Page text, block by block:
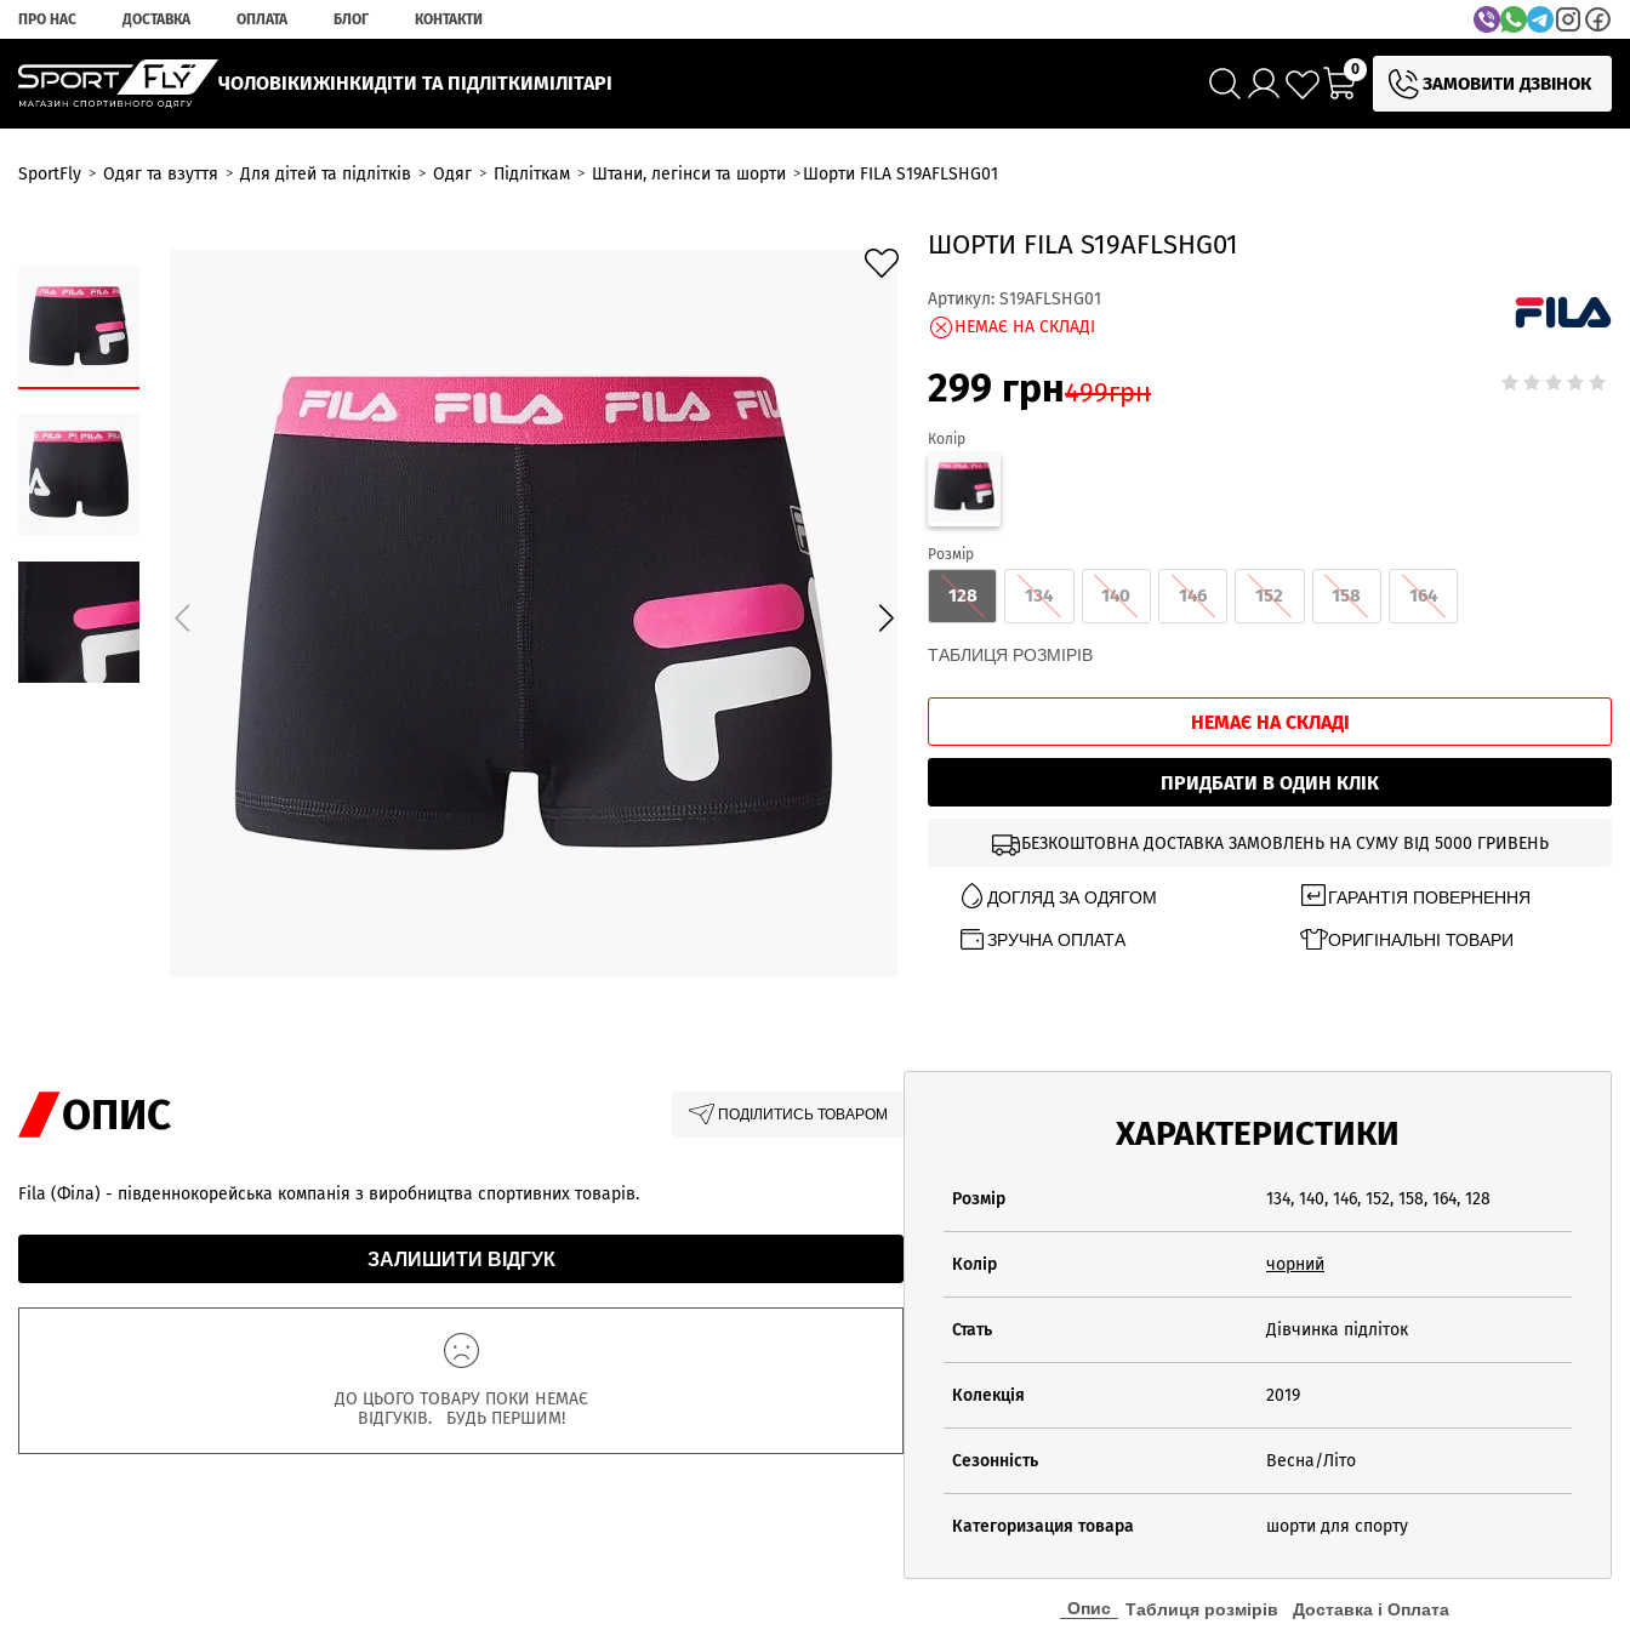
ПРО НАС ДОСТАВКА ОПЛАТА БЛОГ КОНТАКТИ
ЧОЛОВІКИЖІНКИДІТИ ТА ПІДЛІТКИМІЛІТАРІ
0
ЗАМОВИТИ ДЗВІНОК
SportFly Одяг та взуття Для дітей та підлітків Одяг Підліткам Штани, легінси та шорти Шорти FILA S19AFLSHG01
ШОРТИ FILA S19AFLSHG01
Артикул: S19AFLSHG01
НЕМАЄ НА СКЛАДІ
299 грн499грн
Колір
Розмір
128 134 140 146 152 158 164
ТАБЛИЦЯ РОЗМІРІВ
НЕМАЄ НА СКЛАДІ
ПРИДБАТИ В ОДИН КЛІК
БЕЗКОШТОВНА ДОСТАВКА ЗАМОВЛЕНЬ НА СУМУ ВІД 5000 ГРИВЕНЬ
ДОГЛЯД ЗА ОДЯГОМ ГАРАНТІЯ ПОВЕРНЕННЯ
ЗРУЧНА ОПЛАТА ОРИГІНАЛЬНІ ТОВАРИ
ОПИС ПОДІЛИТИСЬ ТОВАРОМ
Fila (Філа) - південнокорейська компанія з виробництва спортивних товарів.
ЗАЛИШИТИ ВІДГУК
ДО ЦЬОГО ТОВАРУ ПОКИ НЕМАЄ
ВІДГУКІВ. БУДЬ ПЕРШИМ!
ХАРАКТЕРИСТИКИ
Розмір 134, 140, 146, 152, 158, 164, 128
Колір чорний
Стать Дівчинка підліток
Колекція 2019
Сезонність Весна/Літо
Категоризация товара шорти для спорту
Опис Таблиця розмірів Доставка і Оплата